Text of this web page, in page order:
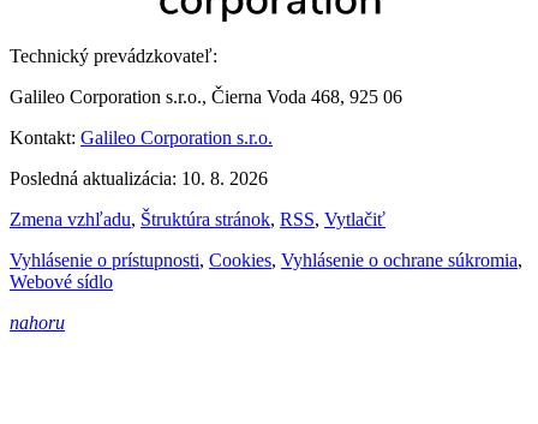
Technický prevádzkovateľ:
Galileo Corporation s.r.o., Čierna Voda 468, 925 06
Kontakt: Galileo Corporation s.r.o.
Posledná aktualizácia: 10. 8. 2026
Zmena vzhľadu, Štruktúra stránok, RSS, Vytlačiť
Vyhlásenie o prístupnosti, Cookies, Vyhlásenie o ochrane súkromia,
Webové sídlo
nahoru